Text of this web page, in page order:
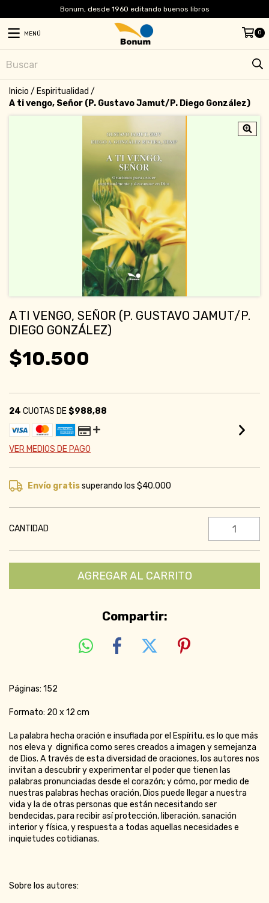
Bonum, desde 1960 editando buenos libros
MENÚ 0
Inicio / Espiritualidad /
A ti vengo, Señor (P. Gustavo Jamut/P. Diego González)
A TI VENGO, SEÑOR (P. GUSTAVO JAMUT/P.
DIEGO GONZÁLEZ)
$10.500
24 CUOTAS DE$988,88
VER MEDIOS DE PAGO
Envío gratissuperando los$40.000
CANTIDAD
Compartir:
Páginas: 152
Formato: 20 x 12 cm
La palabra hecha oración e insuflada por el Espíritu, es lo que más
nos eleva y dignifica como seres creados a imagen y semejanza
de Dios. A través de esta diversidad de oraciones, los autores nos
invitan a descubrir y experimentar el poder que tienen las
palabras pronunciadas desde el corazón; y cómo, por medio de
nuestras palabras hechas oración, Dios puede llegar a nuestra
vida y la de otras personas que están necesitando ser
bendecidas, para recibir así protección, liberación, sanación
interior y física, y respuesta a todas aquellas necesidades e
inquietudes cotidianas.
Sobre los autores: